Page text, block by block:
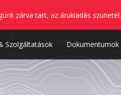
zárva tart, az árukiadás szünetel.
Szolgáltatások Dokumentumok